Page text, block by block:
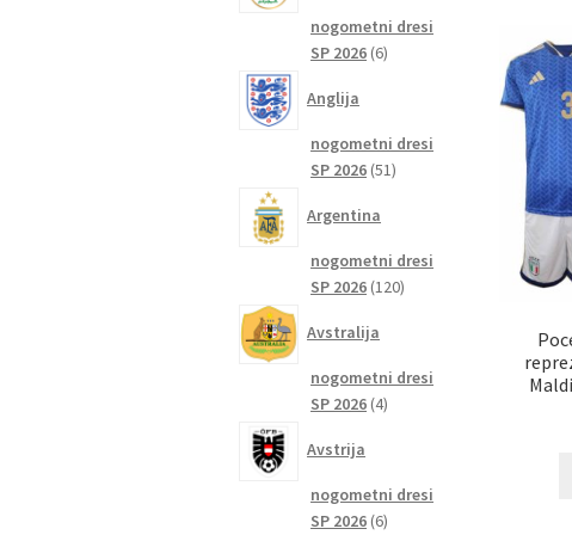
nogometni dresi
SP 2026 66
Anglija
nogometni dresi
SP 2026 5151
Argentina
nogometni dresi
SP 2026 120120
Avstralija
nogometni dresi
SP 2026 44
Avstrija
nogometni dresi
SP 2026 66